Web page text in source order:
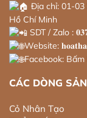
Địa chỉ: 01-03
Hồ Chí Minh
SDT / Zalo :
Website:
Facebook: Bấm
CÁC DÒNG
Cỏ Nhân Tạo